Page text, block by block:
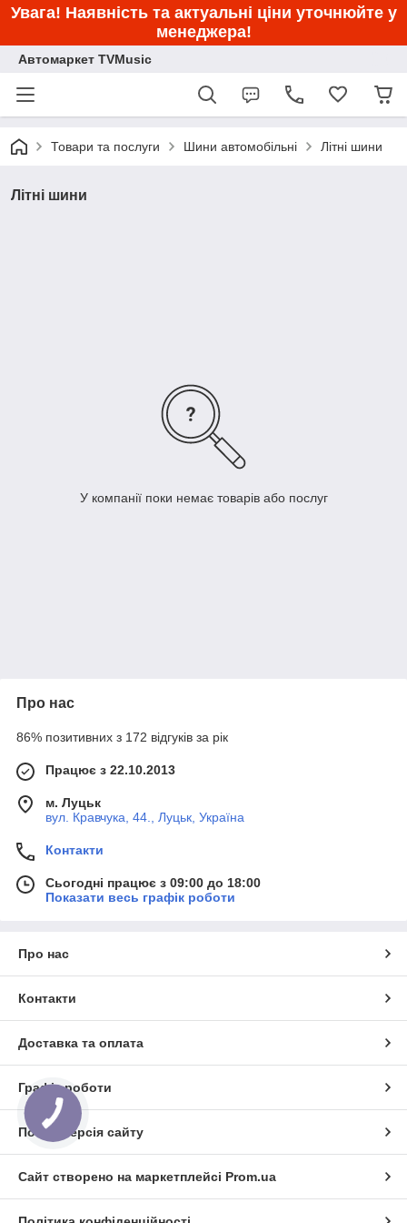
Увага! Наявність та актуальні ціни уточнюйте у
менеджера!
Автомаркет TVMusic
Товари та послуги Шини автомобільні Літні шини
Літні шини
У компанії поки немає товарів або послуг
Про нас
86% позитивних з 172 відгуків за рік
Працює з 22.10.2013
м. Луцьк
вул. Кравчука, 44., Луцьк, Україна
Контакти
Сьогодні працює з 09:00 до 18:00
Показати весь графік роботи
Про нас
Контакти
Доставка та оплата
Графік роботи
Повна версія сайту
Сайт створено на маркетплейсі Prom.ua